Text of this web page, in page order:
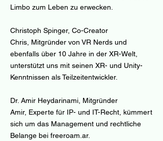
Limbo zum Leben zu erwecken.
Christoph Spinger, Co-Creator
Chris, Mitgründer von VR Nerds und
ebenfalls über 10 Jahre in der XR-Welt,
unterstützt uns mit seinen XR- und Unity-
Kenntnissen als Teilzeitentwickler.
Dr. Amir Heydarinami, Mitgründer
Amir, Experte für IP- und IT-Recht, kümmert
sich um das Management und rechtliche
Belange bei freeroam.ar.